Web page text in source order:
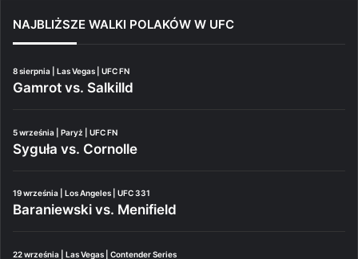
NAJBLIŻSZE WALKI POLAKÓW W UFC
8 sierpnia | Las Vegas | UFC FN
Gamrot vs. Salkilld
5 września | Paryż | UFC FN
Syguła vs. Cornolle
19 września | Los Angeles | UFC 331
Baraniewski vs. Menifield
22 września | Las Vegas | Contender Series